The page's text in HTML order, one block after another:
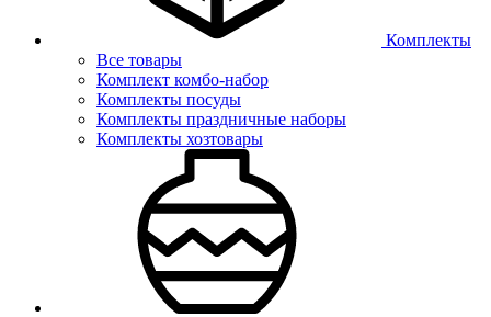
Комплекты
Все товары
Комплект комбо-набор
Комплекты посуды
Комплекты праздничные наборы
Комплекты хозтовары